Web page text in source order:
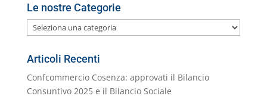
Le nostre Categorie
Le
nostre
Categorie
Articoli Recenti
Confcommercio Cosenza: approvati il Bilancio
Consuntivo 2025 e il Bilancio Sociale